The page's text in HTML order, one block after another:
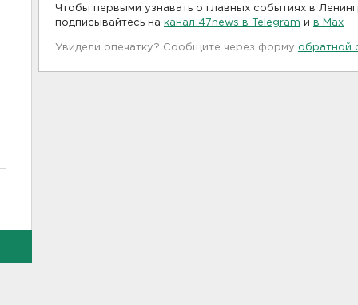
Чтобы первыми узнавать о главных событиях в
подписывайтесь на канал 47news в Telegram и в Maх
Увидели опечатку? Сообщите через форму обратной